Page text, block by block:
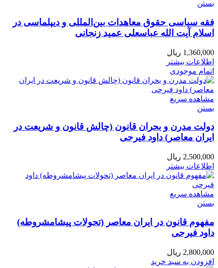
بستن
فقه سیاسی حقوق معاهدات بین‌المللی و دیپلماسی در
اسلام آیت الله عباسعلی عمید زنجانی
1,360,000 ریال
اطلاعات بیشتر
اتمام موجودی
مشاهده سریع
بستن
دولت مدرن و بحران قانون (چالش قانون و شریعت در
ایران معاصر) داود فیرحی
2,500,000 ریال
اطلاعات بیشتر
مشاهده سریع
بستن
مفهوم قانون در ایران معاصر (تحولات پیشامشروطه)
داود فیرحی
2,800,000 ریال
افزودن به سبد خرید